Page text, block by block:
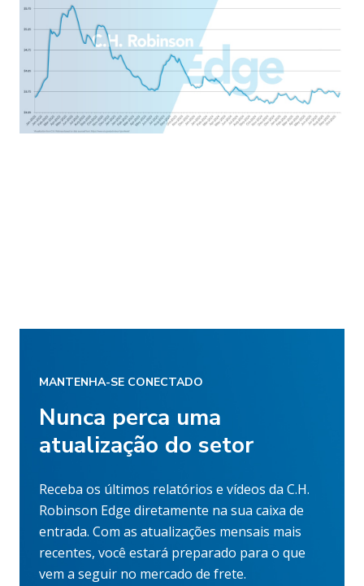
MANTENHA-SE CONECTADO
Nunca perca uma
atualização do setor
Receba os últimos relatórios e vídeos da C.H.
Robinson Edge diretamente na sua caixa de
entrada. Com as atualizações mensais mais
recentes, você estará preparado para o que
vem a seguir no mercado de frete.